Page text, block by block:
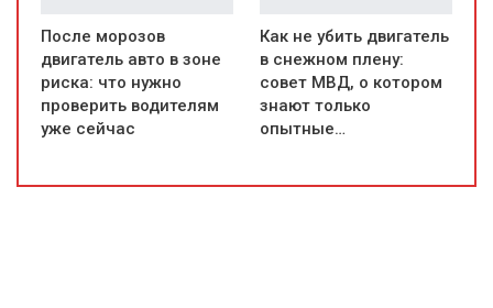
После морозов
двигатель авто в зоне
риска: что нужно
проверить водителям
уже сейчас
Как не убить двигатель
в снежном плену:
совет МВД, о котором
знают только
опытные…